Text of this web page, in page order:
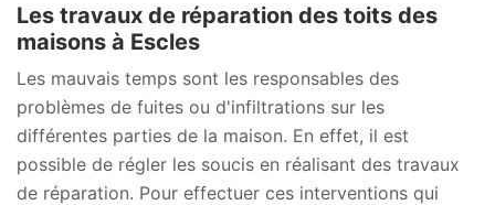
Les travaux de réparation des toits des
maisons à Escles
Les mauvais temps sont les responsables des
problèmes de fuites ou d'infiltrations sur les
différentes parties de la maison. En effet, il est
possible de régler les soucis en réalisant des travaux
de réparation. Pour effectuer ces interventions qui